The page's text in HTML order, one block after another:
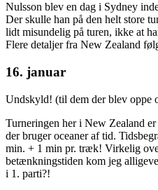
Nulsson blev en dag i Sydney
Der skulle han på den helt store
lidt misundelig på turen, ikke at
Flere detaljer fra New Zealand
16. januar
Undskyld! (til dem der blev oppe
Turneringen her i New Zealand
der bruger oceaner af tid.
min. + 1 min pr. træk! Virkelig
betænkningstiden kom jeg
i 1. parti?!